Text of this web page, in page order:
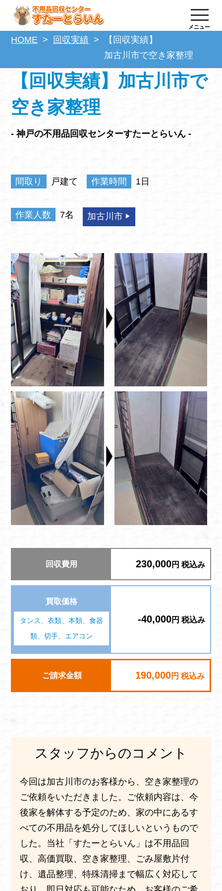
メニュー
HOME 回収実績
【回収実績】
加古川市で空き家整理
【回収実績】加古川市で
空き家整理
- 神戸の不用品回収センターすたーとらいん -
間取り 戸建て 作業時間 1日
作業人数 7名 加古川市
回収費用 230,000円 税込み
買取価格
タンス、衣類、本類、食器
類、切手、エアコン
-40,000円 税込み
ご請求金額 190,000円 税込み
スタッフからのコメント
今回は加古川市のお客様から、空き家整理の
ご依頼をいただきました。ご依頼内容は、今
後家を解体する予定のため、家の中にあるす
べての不用品を処分してほしいというもので
した。当社「すたーとらいん」は不用品回
収、高価買取、空き家整理、ごみ屋敷片付
け、遺品整理、特殊清掃まで幅広く対応して